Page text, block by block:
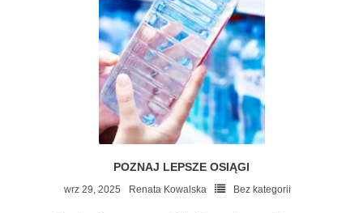
POZNAJ LEPSZE OSIĄGI
wrz 29, 2025 Renata Kowalska Bez kategorii